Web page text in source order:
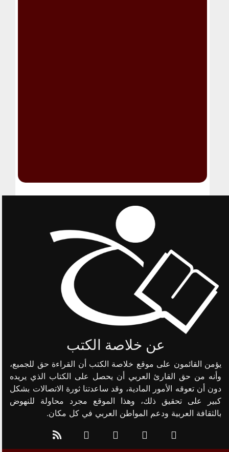
عن خلاصة الكتب
يؤمن القائمون على موقع خلاصة الكتب أن القراءة حق للجميع،
وأنه من حق القارئ العربي أن يحصل على الكتاب الذي يريده
دون أن تعوقه الأمور المادية، وقد ساعدتنا ثورة الاتصالات بشكل
كبير على تحقيق ذلك، وهذا الموقع مجرد محاولة للنهوض
بالثقافة العربية ودعم المواطن العربي في كل مكان.